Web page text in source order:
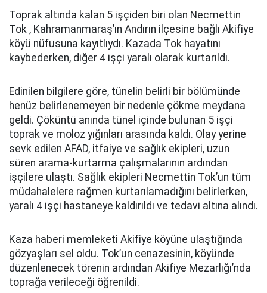
Toprak altında kalan 5 işçiden biri olan Necmettin
Tok , Kahramanmaraş’ın Andırın ilçesine bağlı Akifiye
köyü nüfusuna kayıtlıydı. Kazada Tok hayatını
kaybederken, diğer 4 işçi yaralı olarak kurtarıldı.
Edinilen bilgilere göre, tünelin belirli bir bölümünde
henüz belirlenemeyen bir nedenle çökme meydana
geldi. Çöküntü anında tünel içinde bulunan 5 işçi
toprak ve moloz yığınları arasında kaldı. Olay yerine
sevk edilen AFAD, itfaiye ve sağlık ekipleri, uzun
süren arama-kurtarma çalışmalarının ardından
işçilere ulaştı. Sağlık ekipleri Necmettin Tok’un tüm
müdahalelere rağmen kurtarılamadığını belirlerken,
yaralı 4 işçi hastaneye kaldırıldı ve tedavi altına alındı.
Kaza haberi memleketi Akifiye köyüne ulaştığında
gözyaşları sel oldu. Tok’un cenazesinin, köyünde
düzenlenecek törenin ardından Akifiye Mezarlığı’nda
toprağa verileceği öğrenildi.